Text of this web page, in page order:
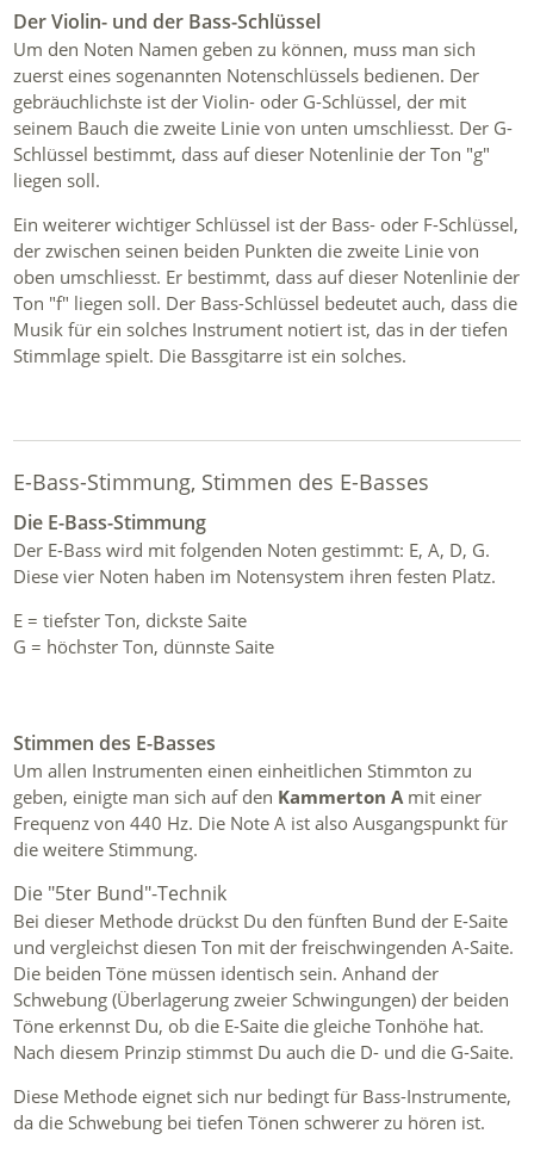
Der Violin- und der Bass-Schlüssel
Um den Noten Namen geben zu können, muss man sich
zuerst eines sogenannten Notenschlüssels bedienen. Der
gebräuchlichste ist der Violin- oder G-Schlüssel, der mit
seinem Bauch die zweite Linie von unten umschliesst. Der G-
Schlüssel bestimmt, dass auf dieser Notenlinie der Ton "g"
liegen soll.
Ein weiterer wichtiger Schlüssel ist der Bass- oder F-Schlüssel,
der zwischen seinen beiden Punkten die zweite Linie von
oben umschliesst. Er bestimmt, dass auf dieser Notenlinie der
Ton "f" liegen soll. Der Bass-Schlüssel bedeutet auch, dass die
Musik für ein solches Instrument notiert ist, das in der tiefen
Stimmlage spielt. Die Bassgitarre ist ein solches.
E-Bass-Stimmung, Stimmen des E-Basses
Die E-Bass-Stimmung
Der E-Bass wird mit folgenden Noten gestimmt: E, A, D, G.
Diese vier Noten haben im Notensystem ihren festen Platz.
E = tiefster Ton, dickste Saite
G = höchster Ton, dünnste Saite
Stimmen des E-Basses
Um allen Instrumenten einen einheitlichen Stimmton zu
geben, einigte man sich auf den Kammerton Amit einer
Frequenz von 440 Hz. Die Note A ist also Ausgangspunkt für
die weitere Stimmung.
Die "5ter Bund"-Technik
Bei dieser Methode drückst Du den fünften Bund der E-Saite
und vergleichst diesen Ton mit der freischwingenden A-Saite.
Die beiden Töne müssen identisch sein. Anhand der
Schwebung (Überlagerung zweier Schwingungen) der beiden
Töne erkennst Du, ob die E-Saite die gleiche Tonhöhe hat.
Nach diesem Prinzip stimmst Du auch die D- und die G-Saite.
Diese Methode eignet sich nur bedingt für Bass-Instrumente,
da die Schwebung bei tiefen Tönen schwerer zu hören ist.